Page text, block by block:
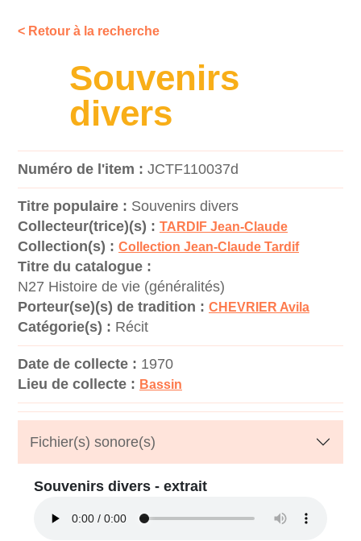
< Retour à la recherche
Souvenirs
divers
Numéro de l'item : JCTF110037d
Titre populaire : Souvenirs divers
Collecteur(trice)(s) : TARDIF Jean-Claude
Collection(s) : Collection Jean-Claude Tardif
Titre du catalogue :
N27 Histoire de vie (généralités)
Porteur(se)(s) de tradition : CHEVRIER Avila
Catégorie(s) : Récit
Date de collecte : 1970
Lieu de collecte : Bassin
Fichier(s) sonore(s)
Souvenirs divers - extrait